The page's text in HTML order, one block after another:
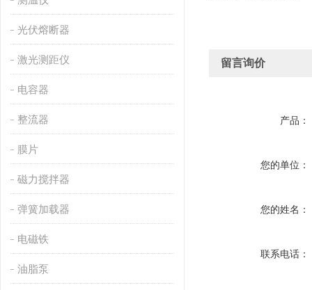
光伏熔断器
激光测距仪
电容器
整流器
膜片
磁力搅拌器
弹簧加载器
电磁铁
油脂泵
留言询价
产品：
您的单位：
您的姓名：
联系电话：